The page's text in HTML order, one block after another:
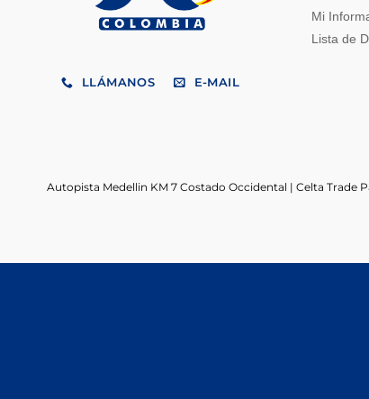
LLÁMANOS E-MAIL
Mi
Lista de
Autopista Medellin KM 7 Costado Occidental | Celta Trade